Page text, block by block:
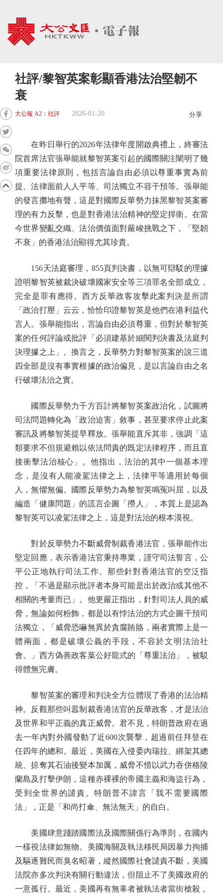
社評/黎智英案彰顯香港法治堅韌不
衰
大公報 A2：社評 2026-01-20 分享
在昨日舉行的2026年法律年度開啟典禮上，終審法
院首席法官張舉能就黎智英案引起的國際關注闡明了幾
項重要法律原則，包括言論自由必須以尊重事實為前
提、法律面前人人平等、司法獨立不容干預等。張舉能
的發言擲地有聲，這是對國際反華勢力抹黑黎智英案審
理的有力反擊，也是對香港法治精神的堅定捍衛。在當
今世界變亂交織、法治價值面對嚴峻挑戰之下，「堅韌
不衰」的香港法治顯得尤其珍貴。
156天法庭審理，855頁判決書，以無可辯駁的理據
證明黎智英被裁決破壞國家安全等三項罪名全部成立，
完全是罪有應得。西方反華政客攻擊此案判決是所謂
「政治打壓」云云，恰恰印證黎智英是他們在港利益代
言人。張舉能指出，言論自由必須尊重，但對於黎智英
案的任何評論或批評「必須建基於細閱判決書及法庭判
決理據之上」。換言之，反華勢力對黎智英案的說三道
四全部是沒有事實根據的政治偏見，是以言論自由之名
行破壞法治之實。
國際反華勢力千方百計將黎智英案政治化，試圖將
司法問題轉化為「政治迫害」敘事，甚至要求停止此案
審訊及將黎智英提早釋放。張舉能直斥其非，強調「這
類要求不但規避賴以依法問責的既定法律程序，而且直
接衝擊法治核心」。他指出，法治的其中一個基本理
念，是沒有人能凌駕法律之上，法律平等適用於每個
人，無懼無偏。國際反華勢力為黎智英鳴冤叫屈，以及
編造「健康問題」的謊言企圖「撈人」，本質上是認為
黎智英可以凌駕法律之上，這是對法治的根本漠視。
對於反華勢力不斷威脅制裁香港法官，張舉能作出
堅定回應，表示香港法官秉持專業，謹守司法誓言，公
平公正地執行司法工作。那些針對香港法官的空泛指
控，「不過是顯示批評者本身可能是出於政治或其他不
相關的考量而已」。他更嚴正指出，針對司法人員的威
脅，無論如何粉飾，都是以有悖法治的方式企圖干預司
法獨立，「威脅恐嚇無異於貪腐賄賂，兩者實際上是一
體兩面，都是破壞公義的手段，不容於文明法治社
會。」西方偽善政客葉公好龍式的「尊重法治」，被駁
得體無完膚。
黎智英案的審理和判決全方位體現了香港的法治精
神。反觀那些叫囂制裁香港法官的反華政客，才是法治
及世界和平正義的真正威脅。君不見，特朗普政府在過
去一年內對外國發動了近600次襲擊，超過前任拜登在
任四年的總和。最近，美國在入侵委內瑞拉、綁架其總
統、掠奪其石油後變本加厲，威脅不惜以武力吞併格陵
蘭島及打擊伊朗，這種赤裸裸的帝國主義和海盜行為，
受到全世界的譴責。特朗普不諱言「我不需要國際
法」，正是「和尚打傘、無法無天」的自白。
美國肆意踐踏國際法及國際關係行為準則，在國內
一樣視法律如無物。美國海關及執法移民局因暴力拘捕
及驅逐難民而臭名昭著，縱然國際社會譴責不斷，美國
法院亦多次判決有關行動違法，但阻止不了美國政府的
一意孤行。最近，美國再有無辜者被執法者當街槍殺，